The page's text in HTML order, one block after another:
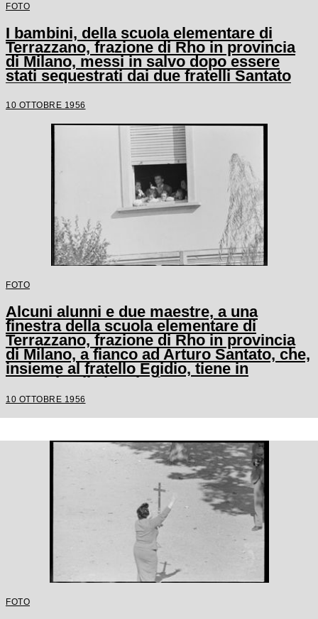
FOTO
I bambini, della scuola elementare di
Terrazzano, frazione di Rho in provincia
di Milano, messi in salvo dopo essere
stati sequestrati dai due fratelli Santato
10 OTTOBRE 1956
FOTO
Alcuni alunni e due maestre, a una
finestra della scuola elementare di
Terrazzano, frazione di Rho in provincia
di Milano, a fianco ad Arturo Santato, che,
insieme al fratello Egidio, tiene in
ostaggio gli alunni e le maestre
10 OTTOBRE 1956
FOTO